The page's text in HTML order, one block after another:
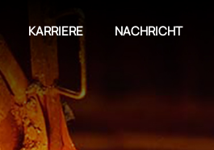
KARRIERE NACHRICHT